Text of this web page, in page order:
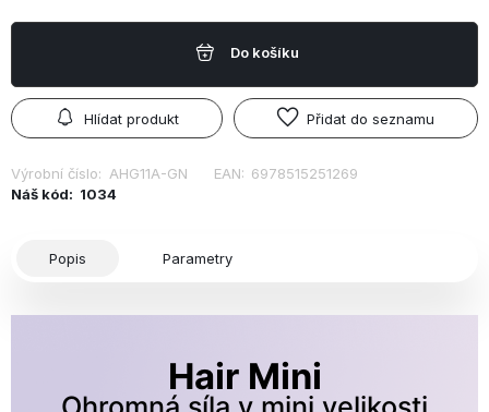
Do košíku
Hlídat produkt Přidat do seznamu
Výrobní číslo: AHG11A-GN EAN: 6978515251269
Náš kód: 1034
Popis Parametry